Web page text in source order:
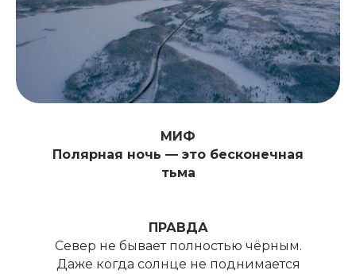
МИФ
Полярная ночь — это бесконечная
тьма
ПРАВДА
Север не бывает полностью чёрным.
Даже когда солнце не поднимается